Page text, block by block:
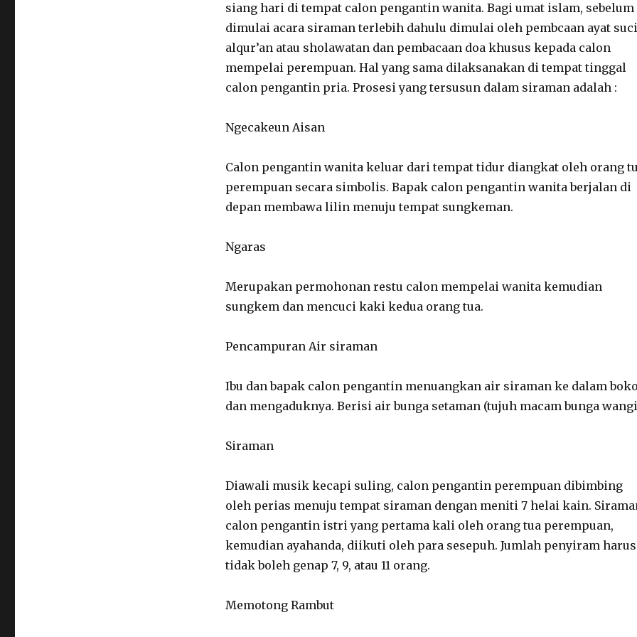
siang hari di tempat calon pengantin wanita. Bagi umat islam, sebelum
dimulai acara siraman terlebih dahulu dimulai oleh pembcaan ayat suci
alqur’an atau sholawatan dan pembacaan doa khusus kepada calon
mempelai perempuan. Hal yang sama dilaksanakan di tempat tinggal
calon pengantin pria. Prosesi yang tersusun dalam siraman adalah :
Ngecakeun Aisan
Calon pengantin wanita keluar dari tempat tidur diangkat oleh orang
perempuan secara simbolis. Bapak calon pengantin wanita berjalan di
depan membawa lilin menuju tempat sungkeman.
Ngaras
Merupakan permohonan restu calon mempelai wanita kemudian
sungkem dan mencuci kaki kedua orang tua.
Pencampuran Air siraman
Ibu dan bapak calon pengantin menuangkan air siraman ke dalam
dan mengaduknya. Berisi air bunga setaman (tujuh macam bunga
Siraman
Diawali musik kecapi suling, calon pengantin perempuan dibimbing
oleh perias menuju tempat siraman dengan meniti 7 helai kain.
calon pengantin istri yang pertama kali oleh orang tua perempuan,
kemudian ayahanda, diikuti oleh para sesepuh. Jumlah penyiram harus
tidak boleh genap 7, 9, atau 11 orang.
Memotong Rambut